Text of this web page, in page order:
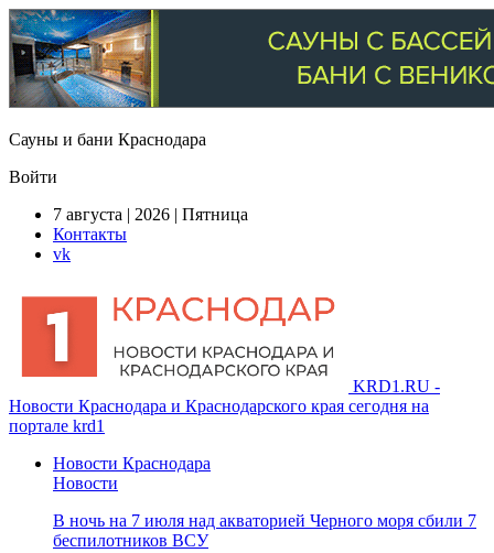
Сауны и бани Краснодара
Войти
7 августа | 2026 | Пятница
Контакты
vk
KRD1.RU -
Новости Краснодара и Краснодарского края сегодня на
портале krd1
Новости Краснодара
Новости
В ночь на 7 июля над акваторией Черного моря сбили 7
беспилотников ВСУ